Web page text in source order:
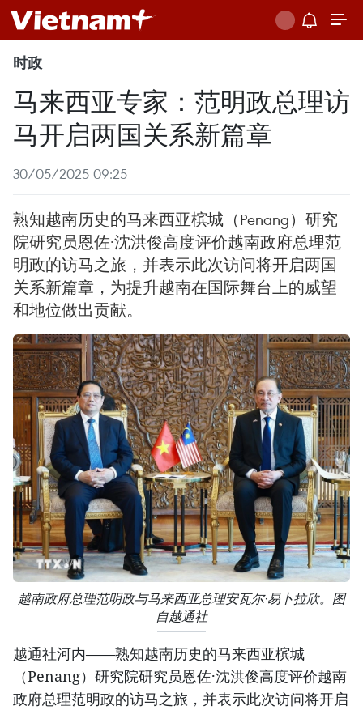
时政
马来西亚专家：范明政总理访
马开启两国关系新篇章
30/05/2025 09:25
熟知越南历史的马来西亚槟城（Penang）研究
院研究员恩佐·沈洪俊高度评价越南政府总理范
明政的访马之旅，并表示此次访问将开启两国
关系新篇章，为提升越南在国际舞台上的威望
和地位做出贡献。
越南政府总理范明政与马来西亚总理安瓦尔·易卜拉欣。图
自越通社
越通社河内——熟知越南历史的马来西亚槟城
（Penang）研究院研究员恩佐·沈洪俊高度评价越南
政府总理范明政的访马之旅，并表示此次访问将开启